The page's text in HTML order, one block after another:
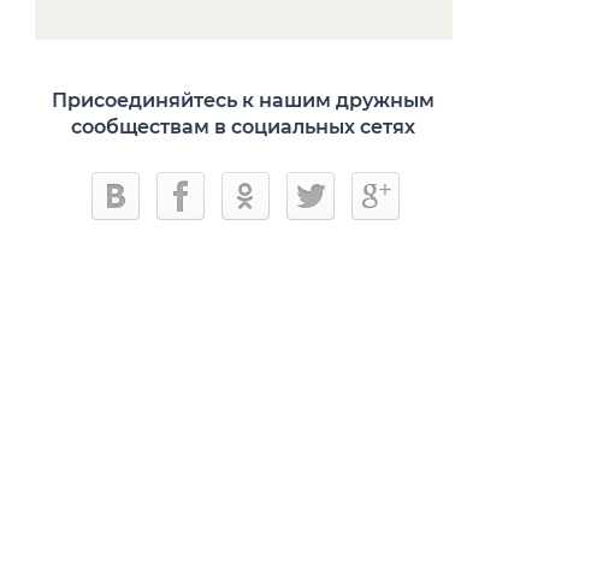
Присоединяйтесь к нашим дружным
сообществам в социальных сетях